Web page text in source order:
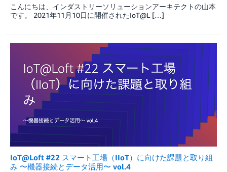
こんにちは、インダストリーソリューションアーキテクトの山本
です。 2021年11月10日に開催されたIoT@L […]
IoT@Loft #22 スマート工場（IIoT）に向けた課題と取り組
み 〜機器接続とデータ活用〜 vol.4